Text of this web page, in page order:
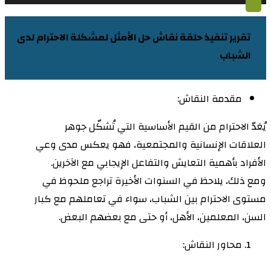
تقرير تنفيذ حلقة نقاش حل الأمثل لمشكلة الاحترام لدى
الشباب
مقدمة النقاش:
يُعَدّ الاحترام من القيم الأساسية التي تُشكّل جوهر
العلاقات الإنسانية والمجتمعية، فهو يعكس مدى وعي
الأفراد بأهمية التعايش والتفاعل الإيجابي مع الآخرين.
ومع ذلك، يلاحظ في السنوات الأخيرة تراجع ملحوظ في
مستوى الاحترام بين الشباب، سواء في تعاملهم مع كبار
السن، المعلمين، الأهل، أو حتى مع بعضهم البعض.
محاور النقاش: